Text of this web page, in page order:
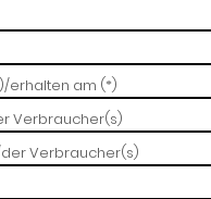
erhalten am (*)
Verbraucher(s)
Verbraucher(s)